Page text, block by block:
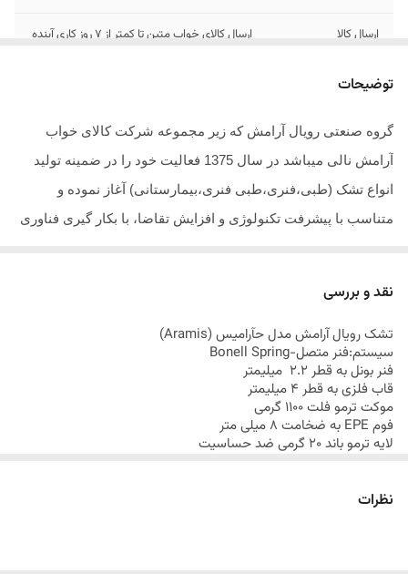
ارسال کالا
ارسال کالای خواب متین تا کمتر از 7 روز کاری آینده
توضیحات
گروه صنعتی رویال آرامش که زیر مجموعه شرکت کالای خواب
آرامش نالی میباشد در سال 1375 فعالیت خود را در ضمینه تولید
انواع تشک (طبی،فنری،طبی فنری،بیمارستانی) آغاز نموده و
متناسب با پیشرفت تکنولوژی و افزایش تقاضا، با بکار گیری فناوری
نقد و بررسی
تشکرویال آرامش مدل حآرامیس(
Aramis
)
سیستم:فنر متصل-Bonell Spring
فنر بونل به قطر 2.2 میلیمتر
قاب فلزی به قطر 4 میلیمتر
موکت ترمو فلت 1100 گرمی
فوم EPE به ضخامت 8 میلی متر
لایه ترمو باند 20 گرمی ضد حساسیت
تقویت گوشه ها
نظرات